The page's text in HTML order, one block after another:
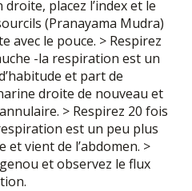
placez l’index et le
(Pranayama Mudra)
avec le pouce. > Respirez
-la respiration est un
et part de
droite de nouveau et
> Respirez 20 fois
est un peu plus
et vient de l’abdomen. >
et observez le flux